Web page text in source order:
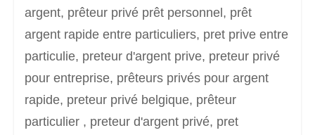
argent, prêteur privé prêt personnel, prêt
argent rapide entre particuliers, pret prive entre
particulie, preteur d'argent prive, preteur privé
pour entreprise, prêteurs privés pour argent
rapide, preteur privé belgique, prêteur
particulier , preteur d'argent privé, pret